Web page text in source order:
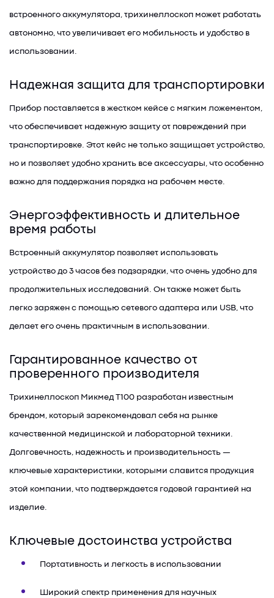
встроенного аккумулятора, трихинеллоскоп может работать
автономно, что увеличивает его мобильность и удобство в
использовании.
Надежная защита для транспортировки
Прибор поставляется в жестком кейсе с мягким ложементом,
что обеспечивает надежную защиту от повреждений при
транспортировке. Этот кейс не только защищает устройство,
но и позволяет удобно хранить все аксессуары, что особенно
важно для поддержания порядка на рабочем месте.
Энергоэффективность и длительное
время работы
Встроенный аккумулятор позволяет использовать
устройство до 3 часов без подзарядки, что очень удобно для
продолжительных исследований. Он также может быть
легко заряжен с помощью сетевого адаптера или USB, что
делает его очень практичным в использовании.
Гарантированное качество от
проверенного производителя
Трихинеллоскоп Микмед T100 разработан известным
брендом, который зарекомендовал себя на рынке
качественной медицинской и лабораторной техники.
Долговечность, надежность и производительность —
ключевые характеристики, которыми славится продукция
этой компании, что подтверждается годовой гарантией на
изделие.
Ключевые достоинства устройства
Портативность и легкость в использовании
Широкий спектр применения для научных